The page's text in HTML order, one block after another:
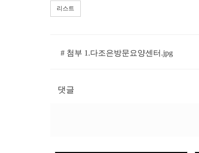
리스트
# 첨부 1.다조은방문요양센터.jpg
댓글